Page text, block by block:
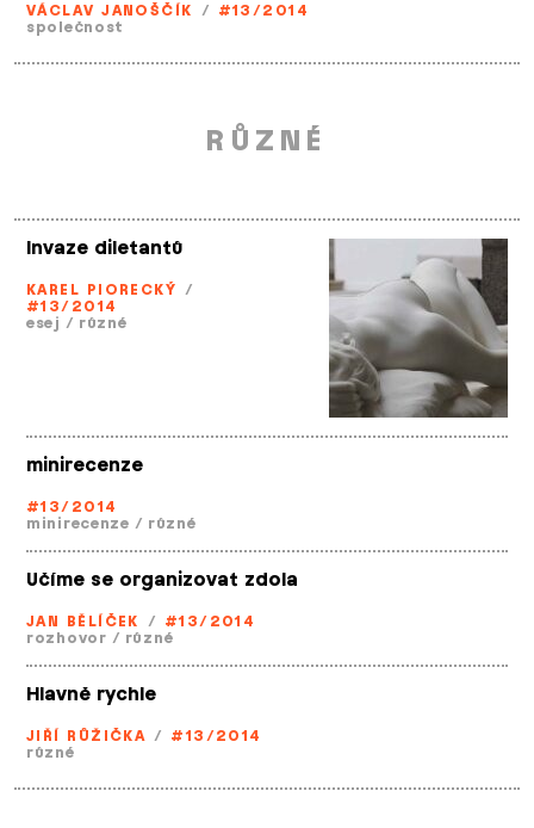
VÁCLAV JANOŠČÍK / #13/2014
společnost
RŮZNÉ
Invaze diletantů
KAREL PIORECKÝ /
#13/2014
esej / různé
minirecenze
#13/2014
minirecenze / různé
Učíme se organizovat zdola
JAN BĚLÍČEK / #13/2014
rozhovor / různé
Hlavně rychle
JIŘÍ RŮŽIČKA / #13/2014
různé